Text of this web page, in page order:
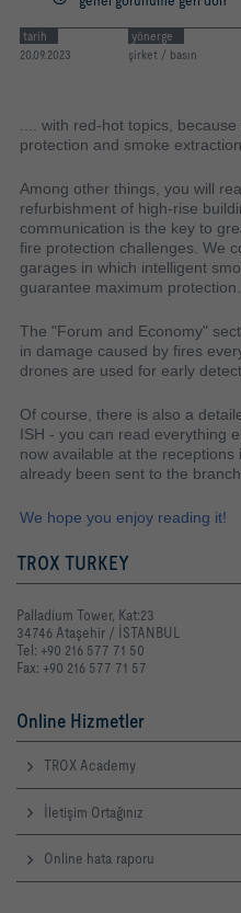
tarih
20.09.2023
yönerge
şirket / basın
.... with red-hot topics,
protection and smoke extraction.
Among other things, you will
refurbishment of high-rise
communication is the key to
fire protection challenges. We
garages in which intelligent
guarantee maximum protection.
The "Forum and Economy"
in damage caused by fires
drones are used for early
Of course, there is also a
ISH - you can read everything
now available at the
already been sent to the
We hope you enjoy reading it!
TROX TURKEY
Palladium Tower, Kat:23
34746 Ataşehir / İSTANBUL
Tel: +90 216 577 71 50
Fax: +90 216 577 71 57
Online Hizmetler
TROX Academy
İletişim Ortağınız
Online hata raporu